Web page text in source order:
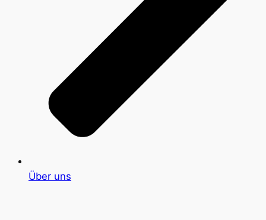
Über uns